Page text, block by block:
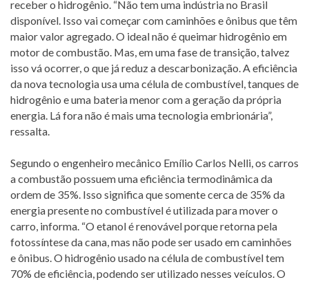
receber o hidrogênio. “Não tem uma indústria no Brasil
disponível. Isso vai começar com caminhões e ônibus que têm
maior valor agregado. O ideal não é queimar hidrogênio em
motor de combustão. Mas, em uma fase de transição, talvez
isso vá ocorrer, o que já reduz a descarbonização. A eficiência
da nova tecnologia usa uma célula de combustível, tanques de
hidrogênio e uma bateria menor com a geração da própria
energia. Lá fora não é mais uma tecnologia embrionária”,
ressalta.
Segundo o engenheiro mecânico Emílio Carlos Nelli, os carros
a combustão possuem uma eficiência termodinâmica da
ordem de 35%. Isso significa que somente cerca de 35% da
energia presente no combustível é utilizada para mover o
carro, informa. “O etanol é renovável porque retorna pela
fotossíntese da cana, mas não pode ser usado em caminhões
e ônibus. O hidrogênio usado na célula de combustível tem
70% de eficiência, podendo ser utilizado nesses veículos. O